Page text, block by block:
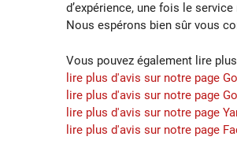
d’expérience, une fois le
Nous espérons bien sûr vous
Vous pouvez également lire
lire plus d'avis sur notre page
lire plus d'avis sur notre page
lire plus d'avis sur notre page
lire plus d'avis sur notre page